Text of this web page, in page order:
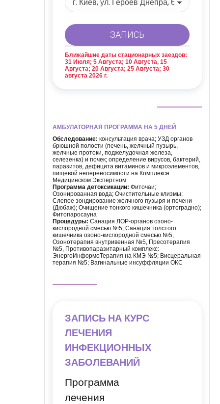
Ближайшие даты стационарных заездов:
31 Июля; 5 Августа; 10 Августа, 15
Августа; 20 Августа; 25 Августа; 30
августа 2026 г.
АМБУЛАТОРНАЯ ПРОГРАММА НА 5 ДНЕЙ
Обследование: консультация врача; УЗД органов
брюшной полости (печень, желчный пузырь,
желчные протоки, поджелудочная железа,
селезенка) и почек; определение вирусов, бактерий,
паразитов, дефицита витаминов и микроэлементов,
пищевой непереносимости на Комплексе
Медицинском Экспертном
Программа детоксикации: Фиточаи;
Озонированная вода; Очистительные клизмы;
Слепое зондирование желчного пузыря и печени
(Дюбаж); Очищение тонкого кишечника (ортоградно);
Фитопаросауна
Процедуры: Санация ЛОР-органов озоно-
кислородной смесью №5; Санация толстого
кишечника озоно-кислородной смесью №5,
Озонотерапия внутривенная №5, Пресотерапия
№5, Противопаразитарный комплекс:
ЭнергоИнформоТерапия на КМЭ №5; Висцеральная
терапия №5; Вагинальные инсуффляции ОКС
ЗАПИСЬ НА КУРС
ЛЕЧЕНИЯ
ИНФЕКЦИОННЫХ
ЗАБОЛЕВАНИЙ
Программа
лечения